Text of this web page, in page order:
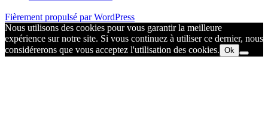
Fièrement propulsé par WordPress
Nous utilisons des cookies pour vous garantir la meilleure
expérience sur notre site. Si vous continuez à utiliser ce dernier, nous
considérerons que vous acceptez l'utilisation des cookies. Ok